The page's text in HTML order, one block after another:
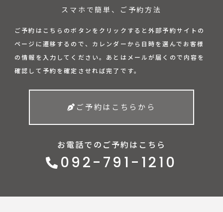
スマホで簡単、ご予約方法
ご予約はこちらのボタンをクリックすると外部予約サイトの
ページに遷移するので、カレンダーから日時を選んでお客様
の情報を入力してください。あとはメールが届くので内容を
確認して予約を確定させれば完了です。
ご予約はこちらから
お電話でのご予約はこちら
092-791-1210